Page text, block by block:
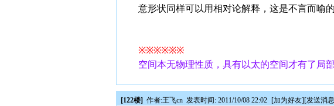
意形状同样可以用相对论解释，这是不言而喻的
※※※※※※
空间本无物理性质，具有以太的空间才有了局
[122楼] 作者:王飞cn 发表时间: 2011/10/08 22:02 [加为好友][发送消息